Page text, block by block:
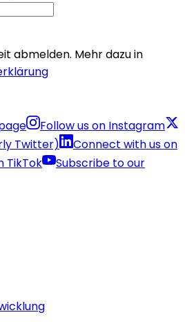
abmelden. Mehr dazu in
Follow us on Instagram
Twitter)
Connect with us on
TikTok
Subscribe to our